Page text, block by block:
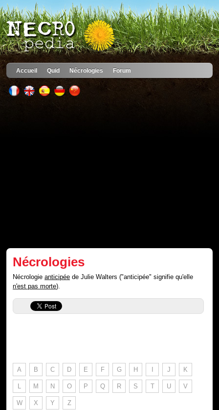
Accueil Quid Nécrologies Forum
Nécrologies
Nécrologieanticipée de Julie Walters ("anticipée" signifie qu'elle
n'est pas morte).
A B C D E F G H I J K
L M N O P Q R S T U V
W X Y Z